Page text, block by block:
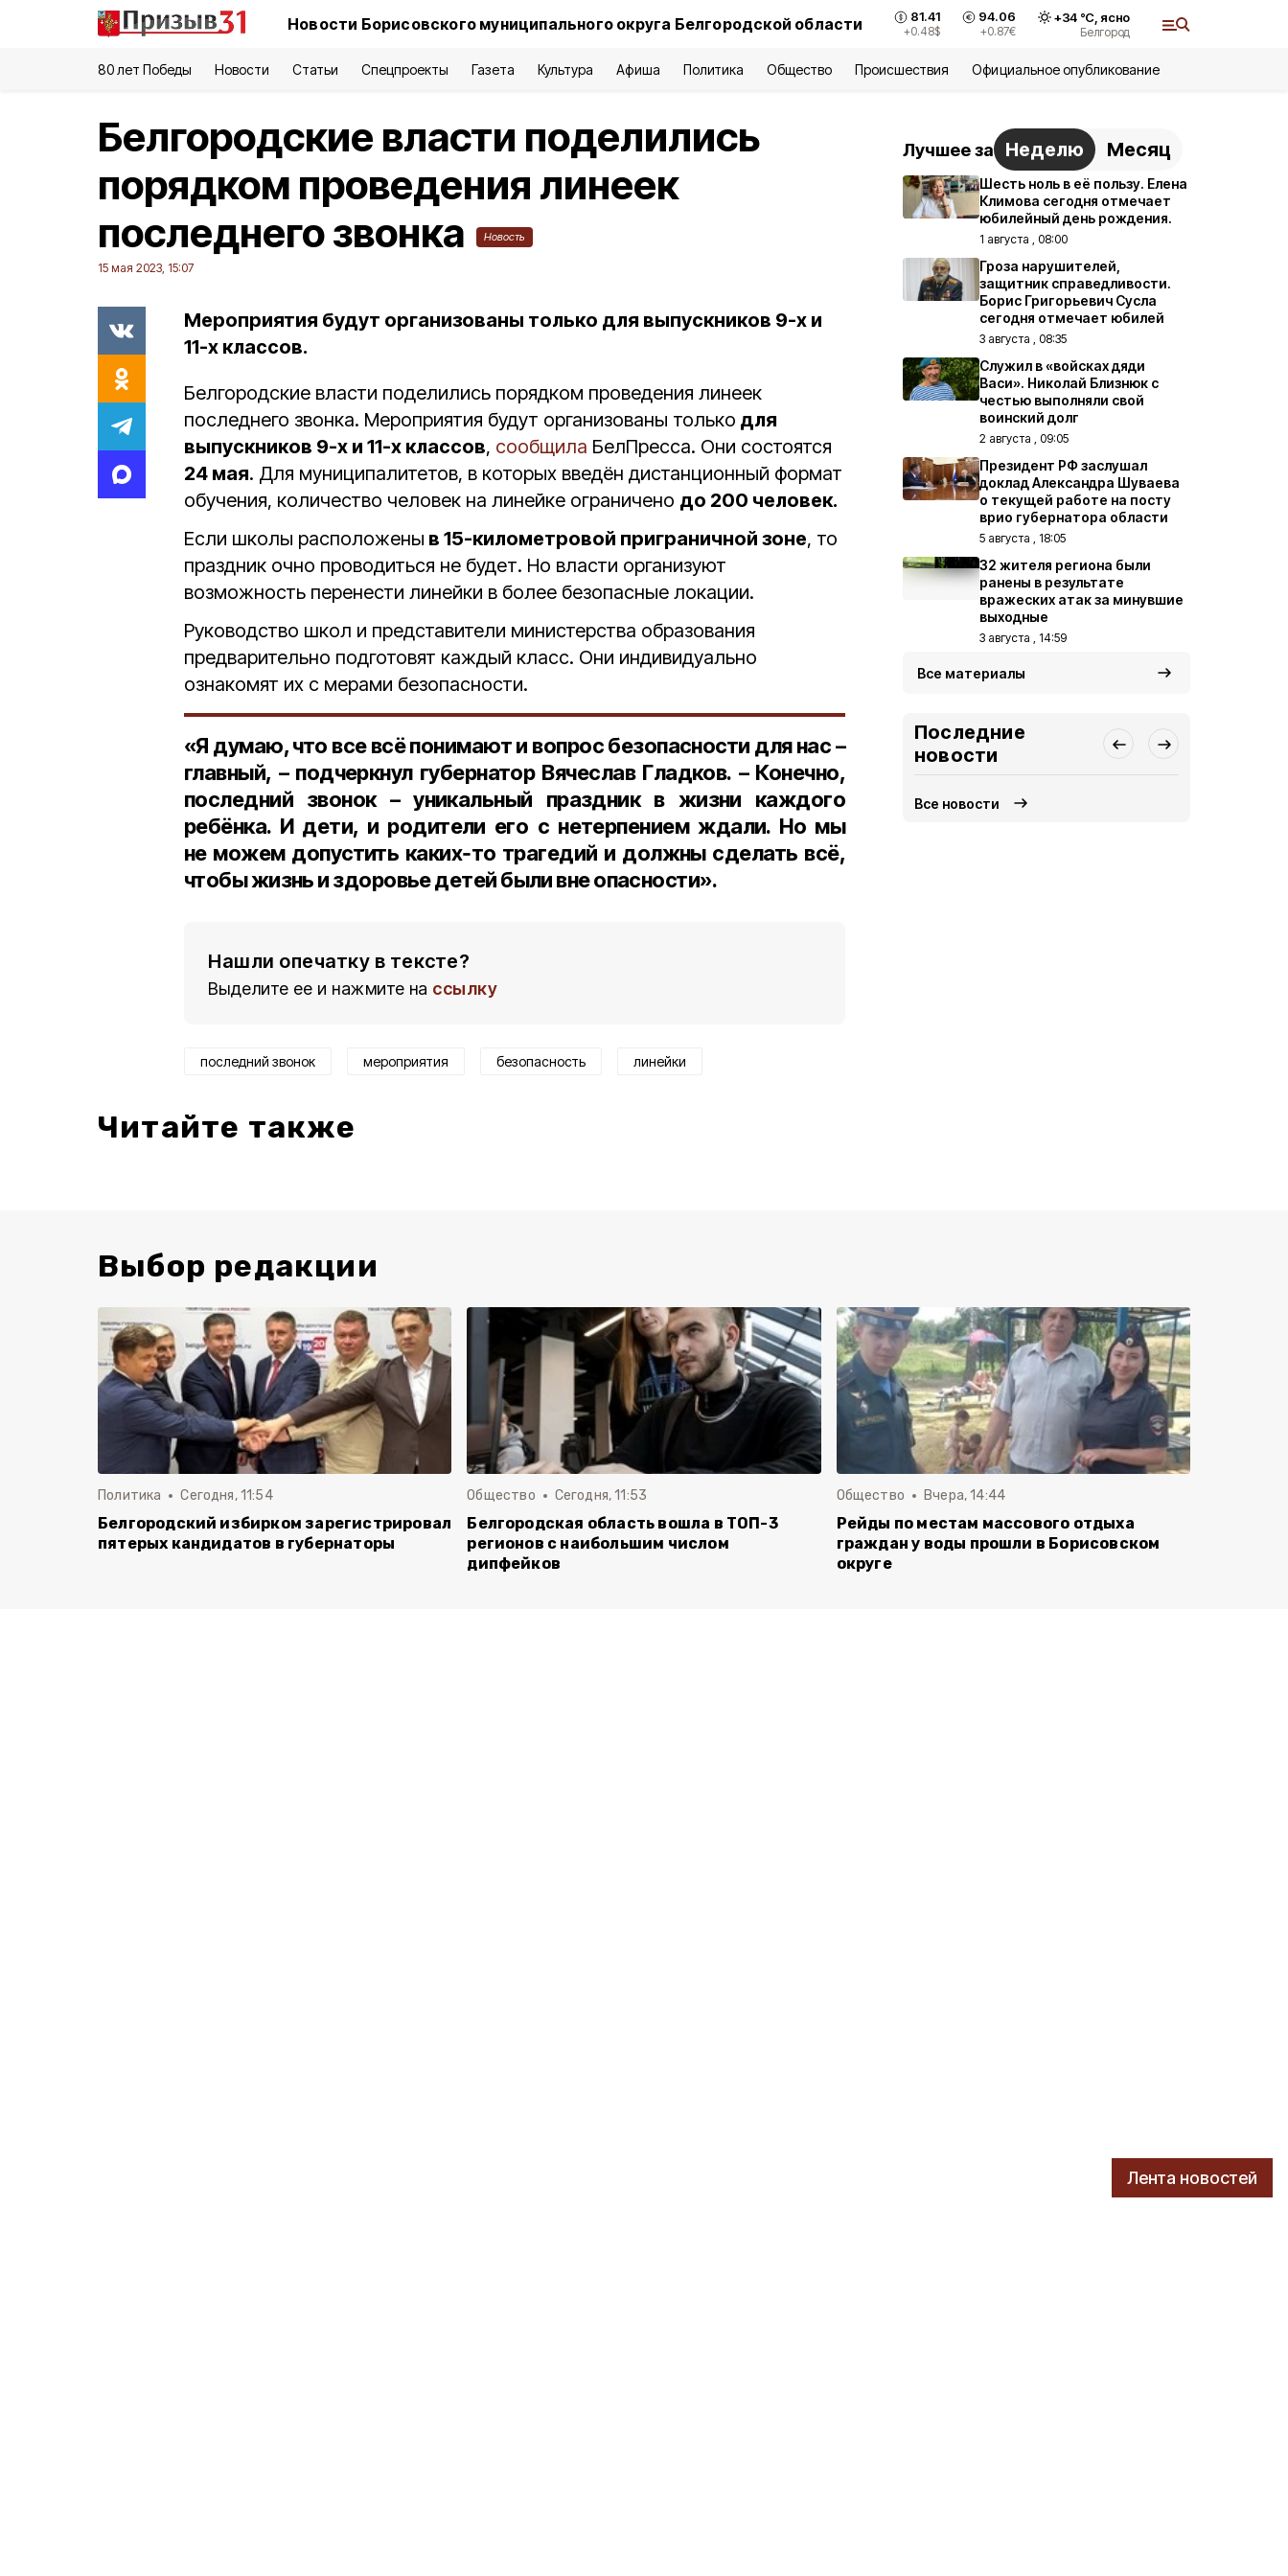
Новости Борисовского муниципального округа Белгородской области 81.41
+0.48$
94.06
+0.87€
+34°С, ясно
Белгород
80 лет Победы Новости Статьи Спецпроекты Газета Культура Афиша Политика Общество Происшествия Официальное опубликование
Лента новостей
Белгородские власти поделились
порядком проведения линеек
последнего звонка
Новость
15 мая 2023, 15:07
Мероприятия будут организованы только для выпускников 9-х и
11-х классов.
Белгородские власти поделились порядком проведения линеек
последнего звонка. Мероприятия будут организованы только для
выпускников 9-х и 11-х классов, сообщила БелПресса. Они состоятся
24 мая. Для муниципалитетов, в которых введён дистанционный формат
обучения, количество человек на линейке ограничено до 200 человек.
Если школы расположены в 15-километровой приграничной зоне, то
праздник очно проводиться не будет. Но власти организуют
возможность перенести линейки в более безопасные локации.
Руководство школ и представители министерства образования
предварительно подготовят каждый класс. Они индивидуально
ознакомят их с мерами безопасности.
«Я думаю, что все всё понимают и вопрос безопасности для нас –
главный, – подчеркнул губернатор Вячеслав Гладков. – Конечно,
последний звонок – уникальный праздник в жизни каждого
ребёнка. И дети, и родители его с нетерпением ждали. Но мы
не можем допустить каких‑то трагедий и должны сделать всё,
чтобы жизнь и здоровье детей были вне опасности».
Нашли опечатку в тексте?
Выделите ее и нажмите на ссылку
последний звонок мероприятия безопасность линейки
Читайте также
Лучшее за Неделю Месяц
Шесть ноль в её пользу. Елена
Климова сегодня отмечает
юбилейный день рождения.
1 августа , 08:00
Гроза нарушителей,
защитник справедливости.
Борис Григорьевич Сусла
сегодня отмечает юбилей
3 августа , 08:35
Служил в «войсках дяди
Васи». Николай Близнюк с
честью выполняли свой
воинский долг
2 августа , 09:05
Президент РФ заслушал
доклад Александра Шуваева
о текущей работе на посту
врио губернатора области
5 августа , 18:05
32 жителя региона были
ранены в результате
вражеских атак за минувшие
выходные
3 августа , 14:59
Все материалы
Последние
новости
Все новости
Выбор редакции
Политика Сегодня, 11:54
Белгородский избирком зарегистрировал
пятерых кандидатов в губернаторы
Общество Сегодня, 11:53
Белгородская область вошла в ТОП-3
регионов с наибольшим числом
дипфейков
Общество Вчера, 14:44
Рейды по местам массового отдыха
граждан у воды прошли в Борисовском
округе